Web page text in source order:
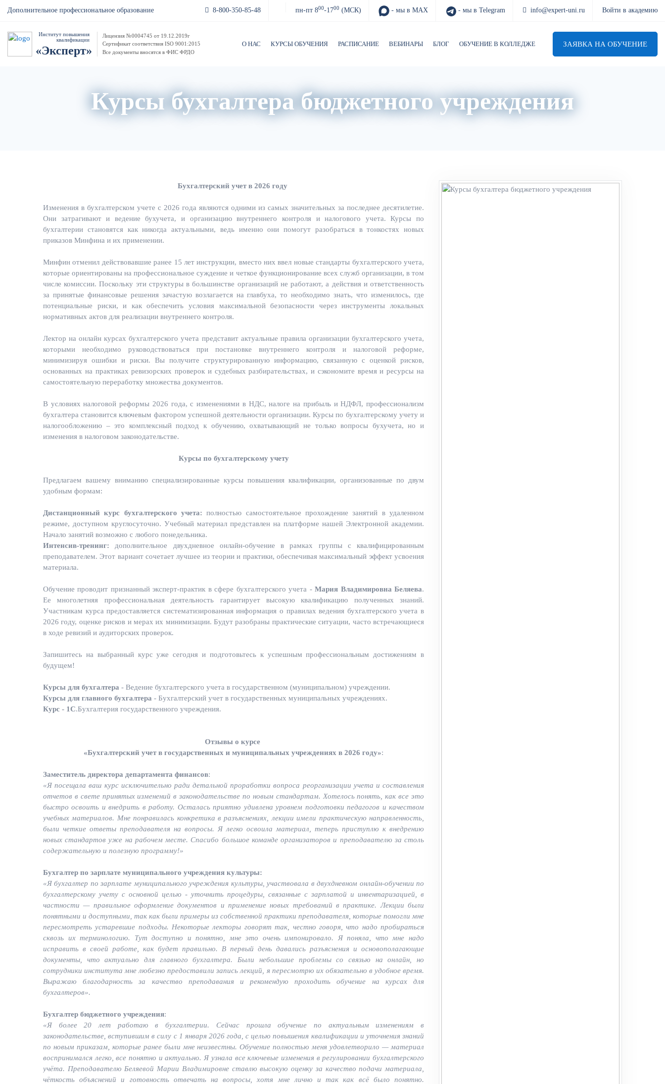
Дополнительное профессиональное образование 8-800-350-85-48 пн-пт 800-1700 (МСК) - мы в MAX - мы в Telegram info@expert-uni.ru Войти в академию
Институт повышения
квалификации
«Эксперт»
Лицензия №0004745 от 19.12.2019г
Сертификат соответствия ISO 9001:2015
Все документы вносятся в ФИС ФРДО
О НАС КУРСЫ ОБУЧЕНИЯ РАСПИСАНИЕ ВЕБИНАРЫ БЛОГ ОБУЧЕНИЕ В КОЛЛЕДЖЕ ЗАЯВКА НА ОБУЧЕНИЕ
Курсы бухгалтера бюджетного учреждения
Бухгалтерский учет в 2026 году
Изменения в бухгалтерском учете с 2026 года являются одними из самых значительных за последнее десятилетие.
Они затрагивают и ведение бухучета, и организацию внутреннего контроля и налогового учета. Курсы по
бухгалтерии становятся как никогда актуальными, ведь именно они помогут разобраться в тонкостях новых
приказов Минфина и их применении.
Минфин отменил действовавшие ранее 15 лет инструкции, вместо них ввел новые стандарты бухгалтерского учета,
которые ориентированы на профессиональное суждение и четкое функционирование всех служб организации, в том
числе комиссии. Поскольку эти структуры в большинстве организаций не работают, а действия и ответственность
за принятые финансовые решения зачастую возлагается на главбуха, то необходимо знать, что изменилось, где
потенциальные риски, и как обеспечить условия максимальной безопасности через инструменты локальных
нормативных актов для реализации внутреннего контроля.
Лектор на онлайн курсах бухгалтерского учета представит актуальные правила организации бухгалтерского учета,
которыми необходимо руководствоваться при постановке внутреннего контроля и налоговой реформе,
минимизируя ошибки и риски. Вы получите структурированную информацию, связанную с оценкой рисков,
основанных на практиках ревизорских проверок и судебных разбирательствах, и сэкономите время и ресурсы на
самостоятельную переработку множества документов.
В условиях налоговой реформы 2026 года, с изменениями в НДС, налоге на прибыль и НДФЛ, профессионализм
бухгалтера становится ключевым фактором успешной деятельности организации. Курсы по бухгалтерскому учету и
налогообложению – это комплексный подход к обучению, охватывающий не только вопросы бухучета, но и
изменения в налоговом законодательстве.
Курсы по бухгалтерскому учету
Предлагаем вашему вниманию специализированные курсы повышения квалификации, организованные по двум
удобным формам:
Дистанционный курс бухгалтерского учета: полностью самостоятельное прохождение занятий в удаленном
режиме, доступном круглосуточно. Учебный материал представлен на платформе нашей Электронной академии.
Начало занятий возможно с любого понедельника.
Интенсив-тренинг: дополнительное двухдневное онлайн-обучение в рамках группы с квалифицированным
преподавателем. Этот вариант сочетает лучшее из теории и практики, обеспечивая максимальный эффект усвоения
материала.
Обучение проводит признанный эксперт-практик в сфере бухгалтерского учета -Мария Владимировна Беляева.
Ее многолетняя профессиональная деятельность гарантирует высокую квалификацию полученных знаний.
Участникам курса предоставляется систематизированная информация о правилах ведения бухгалтерского учета в
2026 году, оценке рисков и мерах их минимизации. Будут разобраны практические ситуации, часто встречающиеся
в ходе ревизий и аудиторских проверок.
Запишитесь на выбранный курс уже сегодня и подготовьтесь к успешным профессиональным достижениям в
будущем!
Курсы для бухгалтера - Ведение бухгалтерского учета в государственном (муниципальном) учреждении.
Курсы для главного бухгалтера - Бухгалтерский учет в государственных муниципальных учреждениях.
Курс - 1С.Бухгалтерия государственного учреждения.
Отзывы о курсе
«Бухгалтерский учет в государственных и муниципальных учреждениях в 2026 году»:
Заместитель директора департамента финансов:
«Я посещала ваш курс исключительно ради детальной проработки вопроса реорганизации учета и составления
отчетов в свете принятых изменений в законодательстве по новым стандартам. Хотелось понять, как все это
быстро освоить и внедрить в работу. Осталась приятно удивлена уровнем подготовки педагогов и качеством
учебных материалов. Мне понравилась конкретика в разъяснениях, лекции имели практическую направленность,
были четкие ответы преподавателя на вопросы. Я легко освоила материал, теперь приступлю к внедрению
новых стандартов уже на рабочем месте. Спасибо большое команде организаторов и преподавателю за столь
содержательную и полезную программу!»
Бухгалтер по зарплате муниципального учреждения культуры:
«Я бухгалтер по зарплате муниципального учреждения культуры, участвовала в двухдневном онлайн-обучении по
бухгалтерскому учету с основной целью - уточнить процедуры, связанные с зарплатой и инвентаризацией, в
частности — правильное оформление документов и применение новых требований в практике. Лекции были
понятными и доступными, так как были примеры из собственной практики преподавателя, которые помогли мне
пересмотреть устаревшие подходы. Некоторые лекторы говорят так, честно говоря, что надо пробираться
сквозь их терминологию. Тут доступно и понятно, мне это очень импонировало. Я поняла, что мне надо
исправить в своей работе, как будет правильно. В первый день давались разъяснения и основополагающие
документы, что актуально для главного бухгалтера. Были небольшие проблемы со связью на онлайн, но
сотрудники института мне любезно предоставили запись лекций, я пересмотрю их обязательно в удобное время.
Выражаю благодарность за качество преподавания и рекомендую проходить обучение на курсах для
бухгалтеров».
Бухгалтер бюджетного учреждения:
«Я более 20 лет работаю в бухгалтерии. Сейчас прошла обучение по актуальным изменениям в
законодательстве, вступившим в силу с 1 января 2026 года, с целью повышения квалификации и уточнения знаний
по новым приказам, которые ранее были мне неизвестны. Обучение полностью меня удовлетворило — материал
воспринимался легко, все понятно и актуально. Я узнала все ключевые изменения в регулировании бухгалтерского
учёта. Преподавателю Беляевой Марии Владимировне ставлю высокую оценку за качество подачи материала,
чёткость объяснений и готовность отвечать на вопросы, хотя мне лично и так как всё было понятно.